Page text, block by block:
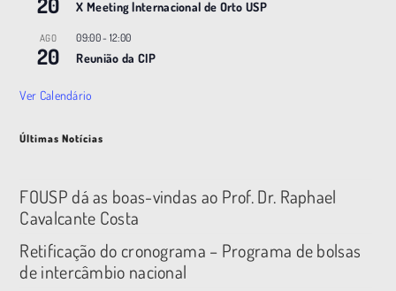
X Meeting |nternacional de Orto USP
AGO
20
09:00- 12:00
Reunião da CIP
Ver Calendário
Últimas Notícias
FOUSP dá as boas-vindas ao Prof. Dr. Raphael
Cavalcante Costa
Retificação do cronograma – Programa de bolsas
de intercâmbio nacional